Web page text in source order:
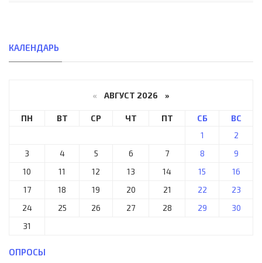
КАЛЕНДАРЬ
« АВГУСТ 2026 »
ПН ВТ СР ЧТ ПТ СБ
ВС
1
2
3
4 5 6 7 8
9
10
11 12 13 14 15
16
17
18 19 20 21 22
23
24
25 26 27 28 29
30
31
ОПРОСЫ